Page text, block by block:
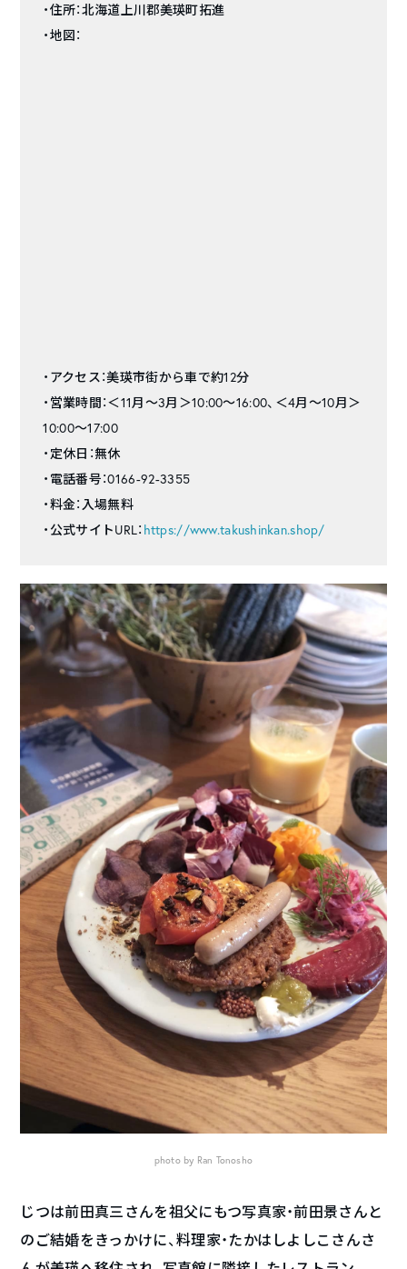
・住所：北海道上川郡美瑛町拓進
・地図：
・アクセス：美瑛市街から車で約12分
・営業時間：＜11月〜3月＞10:00～16:00、＜4月〜10月＞
10:00～17:00
・定休日：無休
・電話番号：0166-92-3355
・料金：入場無料
・公式サイトURL： https://www.takushinkan.shop/
photo by Ran Tonosho
じつは前田真三さんを祖父にもつ写真家・前田景さんと
のご結婚をきっかけに、料理家・たかはしよしこさんさ